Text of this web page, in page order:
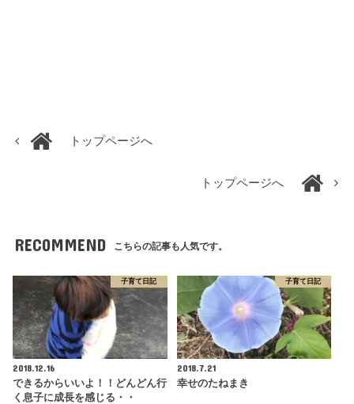
トップページへ
トップページへ
RECOMMEND こちらの記事も人気です。
子育て日記
2018.12.16
できるからいいよ！！どんどん行
く息子に成長を感じる・・
子育て日記
2018.7.21
幸せのたねまき